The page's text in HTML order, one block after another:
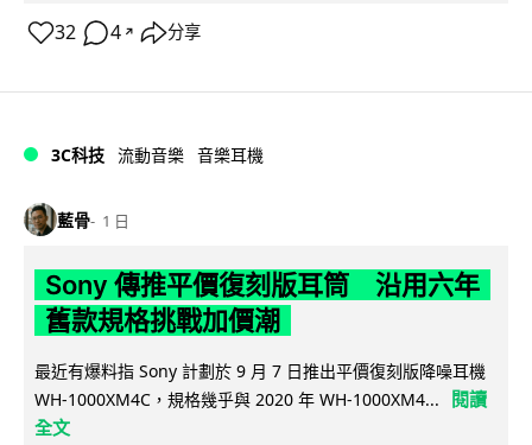
32 4 ↗ 分享
3C科技 流動音樂 音樂耳機
藍骨 1 日
Sony 傳推平價復刻版耳筒 沿用六年
舊款規格挑戰加價潮
最近有爆料指 Sony 計劃於 9 月 7 日推出平價復刻版降噪耳機
WH-1000XM4C，規格幾乎與 2020 年 WH-1000XM4...
閱讀
全文